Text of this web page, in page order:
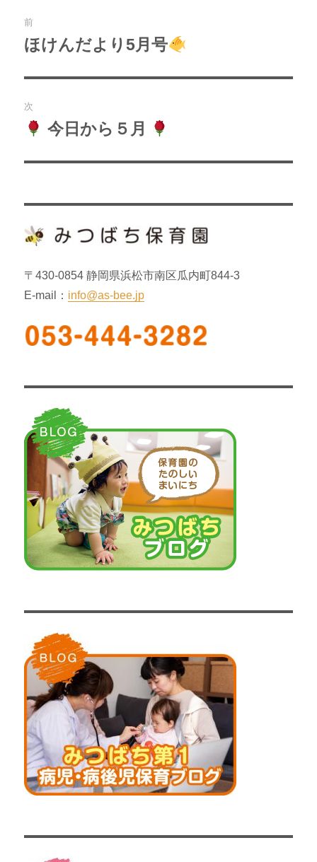
稿
ビ
ゲ
ー
ン
前
過
の
投
稿:
ほけんだより5月号
次
次
投
今日から５月
〒430-0854 静岡県浜松市南区瓜内町844-3
E-mail： info@as-bee.jp